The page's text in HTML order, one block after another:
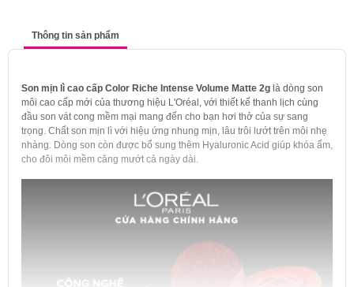
Thông tin sản phẩm
Son mịn lì cao cấp Color Riche Intense Volume Matte 2g là dòng son
môi cao cấp mới của thương hiệu L'Oréal, với thiết kế thanh lịch cùng
đầu son vát cong mềm mại mang đến cho bạn hơi thở của sự sang
trọng. Chất son mịn lì với hiệu ứng nhung mịn, lâu trôi lướt trên môi nhẹ
nhàng. Dòng son còn được bổ sung thêm Hyaluronic Acid giúp khóa ẩm,
cho đôi môi mềm căng mướt cả ngày dài.